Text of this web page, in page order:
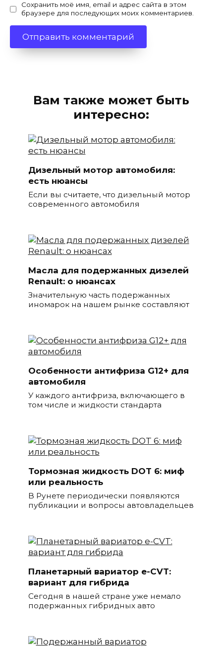
Сохранить моё имя, email и адрес сайта в этом
браузере для последующих моих комментариев.
Вам также может быть
интересно:
Дизельный мотор автомобиля:
есть нюансы
Если вы считаете, что дизельный мотор
современного автомобиля
Масла для подержанных дизелей
Renault: о нюансах
Значительную часть подержанных
иномарок на нашем рынке составляют
Особенности антифриза G12+ для
автомобиля
У каждого антифриза, включающего в
том числе и жидкости стандарта
Тормозная жидкость DOT 6: миф
или реальность
В Рунете периодически появляются
публикации и вопросы автовладельцев
Планетарный вариатор e-CVT:
вариант для гибрида
Сегодня в нашей стране уже немало
подержанных гибридных авто